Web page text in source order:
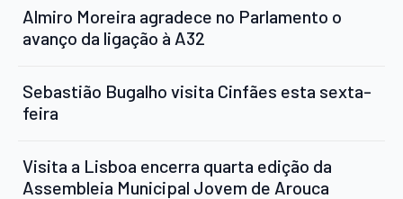
Almiro Moreira agradece no Parlamento o
avanço da ligação à A32
Sebastião Bugalho visita Cinfães esta sexta-
feira
Visita a Lisboa encerra quarta edição da
Assembleia Municipal Jovem de Arouca